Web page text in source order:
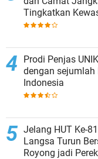
Tingkatkan
Prodi Penjas
dengan sejumlah
Indonesia
Jelang HUT Ke-
Langsa Turun
Royong jadi